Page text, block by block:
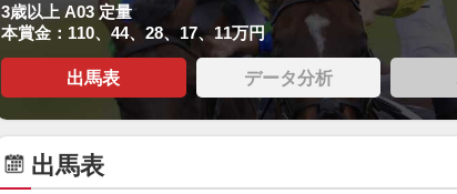
3歳以上 A03 定量
本賞金：110、44、28、17、11万円
出馬表 データ分析
出馬表